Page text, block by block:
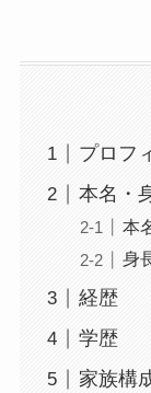
プロフ
本名・
本
身
経歴
学歴
家族構